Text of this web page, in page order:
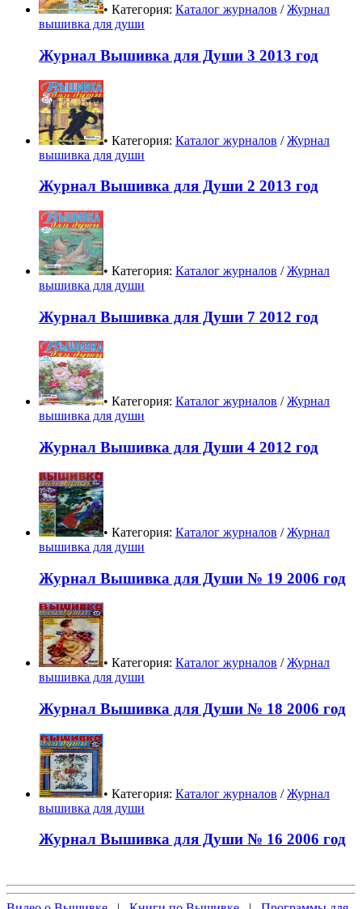
• Категория: Каталог журналов /Журнал
вышивка для души
Журнал Вышивка для Души 3 2013 год
• Категория: Каталог журналов /Журнал
вышивка для души
Журнал Вышивка для Души 2 2013 год
• Категория: Каталог журналов /Журнал
вышивка для души
Журнал Вышивка для Души 7 2012 год
• Категория: Каталог журналов /Журнал
вышивка для души
Журнал Вышивка для Души 4 2012 год
• Категория: Каталог журналов /Журнал
вышивка для души
Журнал Вышивка для Души № 19 2006 год
• Категория: Каталог журналов /Журнал
вышивка для души
Журнал Вышивка для Души № 18 2006 год
• Категория: Каталог журналов /Журнал
вышивка для души
Журнал Вышивка для Души № 16 2006 год